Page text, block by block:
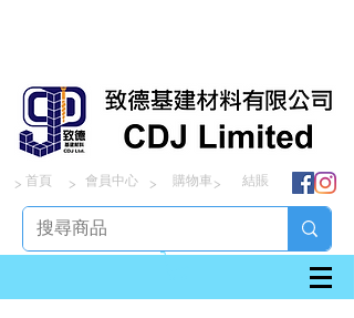
> > > >
首頁 會員中心 購物車 結賬